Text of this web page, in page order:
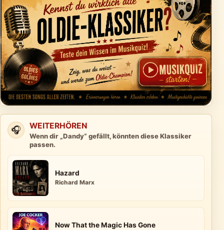
🎧 WEITERHÖREN
Wenn dir „Dandy“ gefällt, könnten diese Klassiker
passen.
Hazard
Richard Marx
Now That the Magic Has Gone